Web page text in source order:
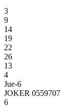
3
9
14
19
22
26
13
4
Jue-6
JOKER 0559707
6